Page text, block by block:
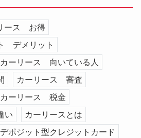
ース お得
デメリット
カーリース 向いている人
カーリース 審査
カーリース 税金
い
カーリースとは
デポジット型クレジットカード